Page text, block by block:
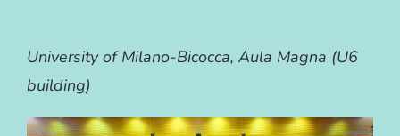
University of Milano-Bicocca, Aula Magna (U6
building)